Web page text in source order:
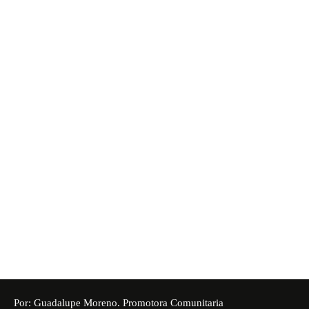
Por: Guadalupe Moreno. Promotora Comunitaria